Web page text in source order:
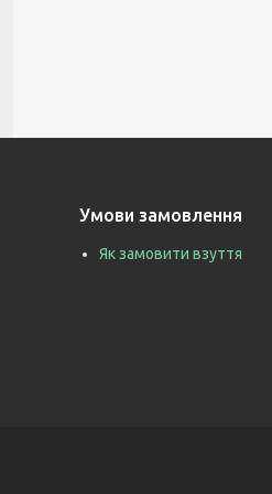
Умови замовлення
Як замовити взуття